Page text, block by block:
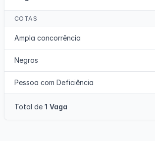
COTAS
Ampla concorrência
Negros
Pessoa com Deficiência
Total de 1 Vaga